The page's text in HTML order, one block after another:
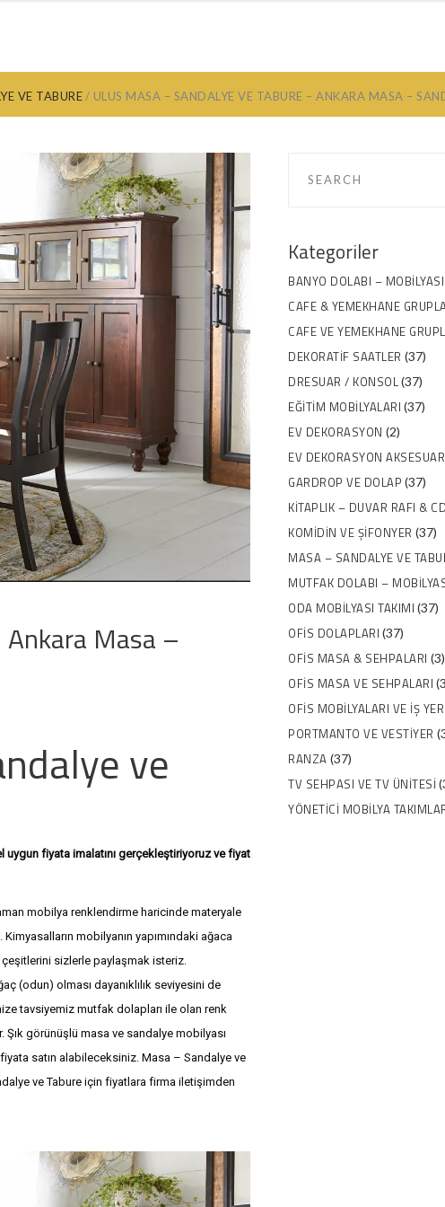
VE TABURE ULUS MASA – SANDALYE VE TABURE – ANKARA MASA –
Masa –
ve
fiyata imalatını gerçekleştiriyoruz ve fiyat
mobilya renklendirme haricinde materyale
mobilyanın yapımındaki ağaca
sizlerle paylaşmak isteriz.
(odun) olması dayanıklılık seviyesini de
tavsiyemiz mutfak dolapları ile olan renk
görünüşlü masa ve sandalye mobilyası
satın alabileceksiniz. Masa – Sandalye ve
ve Tabure için fiyatlara firma iletişimden
Kategoriler
BANYO DOLABI – MOBILYASI
CAFE & YEMEKHANE
CAFE VE YEMEKHANE
DEKORATIF SAATLER (37)
DRESUAR / KONSOL(37)
EĞITIM MOBILYALARI (37)
EV DEKORASYON (2)
EV DEKORASYON
GARDROP VE DOLAP (37)
KITAPLIK – DUVAR RAFI &
KOMIDIN VE ŞIFONYER (37)
MASA – SANDALYE VE
MUTFAK DOLABI –
ODA MOBILYASI TAKIMI (37)
OFIS DOLAPLARI (37)
OFIS MASA & SEHPALARI (3)
OFIS MASA VE SEHPALARI
OFIS MOBILYALARI VE İŞ
PORTMANTO VE VESTIYER
RANZA (37)
TV SEHPASI VE TV ÜNITESI
YÖNETICI MOBILYA